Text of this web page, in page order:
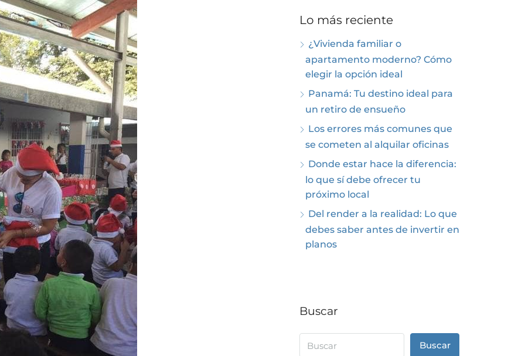
Lo más reciente
¿Vivienda familiar o
apartamento moderno? Cómo
elegir la opción ideal
Panamá: Tu destino ideal para
un retiro de ensueño
Los errores más comunes que
se cometen al alquilar oficinas
Donde estar hace la diferencia:
lo que sí debe ofrecer tu
próximo local
Del render a la realidad: Lo que
debes saber antes de invertir en
planos
Buscar
Buscar